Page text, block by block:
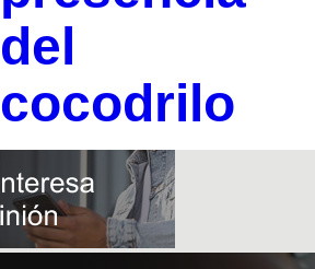
del
cocodrilo